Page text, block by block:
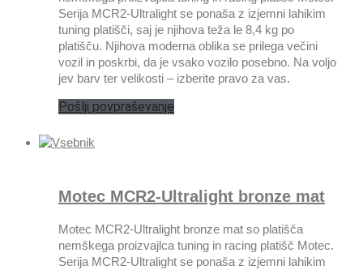
Serija MCR2-Ultralight se ponaša z izjemni lahikim
tuning platišči, saj je njihova teža le 8,4 kg po
platišču. Njihova moderna oblika se prilega večini
vozil in poskrbi, da je vsako vozilo posebno. Na voljo
jev barv ter velikosti – izberite pravo za vas.
Pošlji povpraševanje
Motec MCR2-Ultralight bronze mat
Motec MCR2-Ultralight bronze mat so platišča
nemškega proizvajlca tuning in racing platišč Motec.
Serija MCR2-Ultralight se ponaša z izjemni lahikim